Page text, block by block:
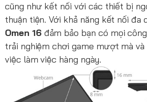
cũng như kết nối với các thiết bị
thuận tiện. Với khả năng kết nối đa
Omen 16 đảm bảo bạn có mọi
trải nghiệm chơi game mượt mà
việc làm việc hàng ngày.